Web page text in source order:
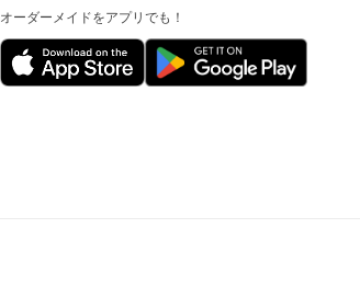
オーダーメイドをアプリでも！